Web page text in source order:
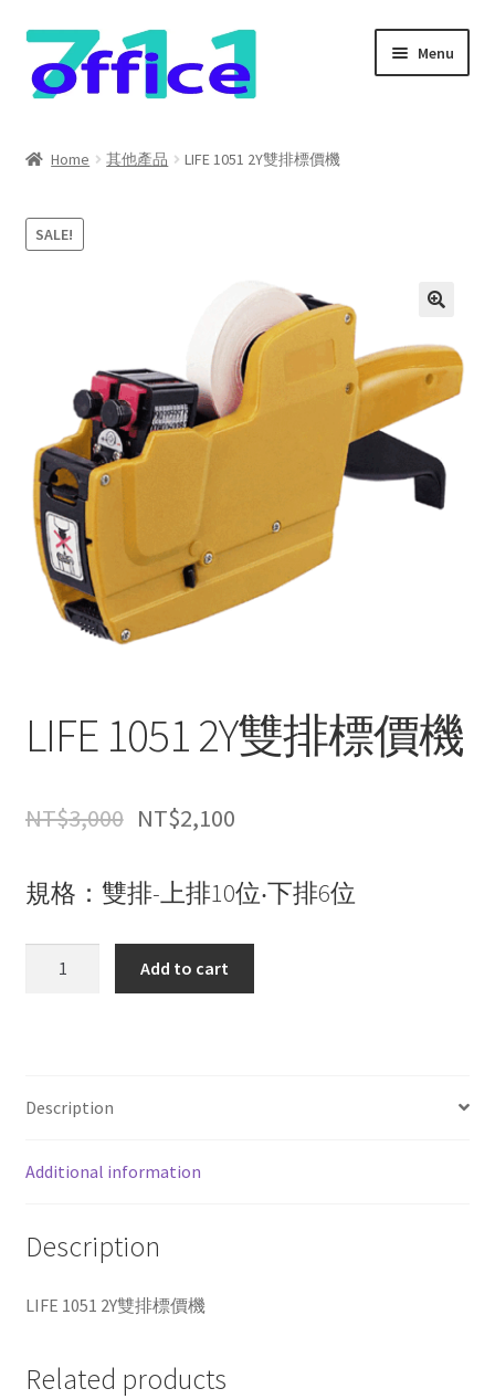
Skip
to
navigation
Skip
to
content
Menu
結帳
關於我們
防詐騙聲明
Home 其他產品 LIFE 1051 2Y雙排標價機
SALE!
LIFE 1051 2Y雙排標價機
NT$3,000 NT$2,100
規格：雙排-上排10位‧下排6位
quantity
Add to cart
Description
Additional information
Description
LIFE 1051 2Y雙排標價機
Related products